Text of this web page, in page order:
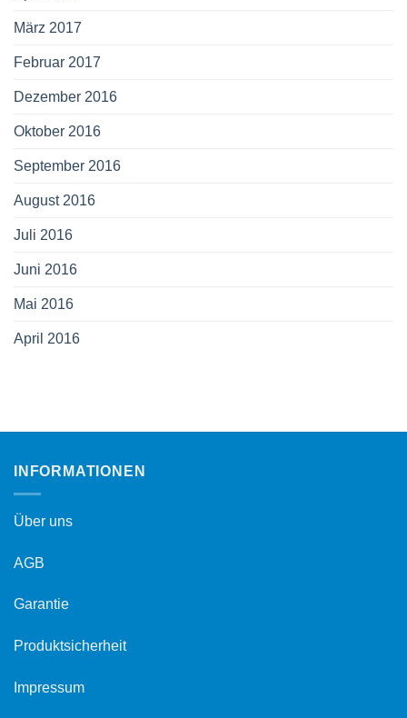
März 2017
Februar 2017
Dezember 2016
Oktober 2016
September 2016
August 2016
Juli 2016
Juni 2016
Mai 2016
April 2016
INFORMATIONEN
Über uns
AGB
Garantie
Produktsicherheit
Impressum